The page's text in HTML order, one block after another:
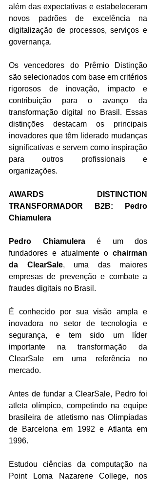
além das expectativas e estabeleceram
novos padrões de excelência na
digitalização de processos, serviços e
governança.
Os vencedores do Prêmio Distinção
são selecionados com base em critérios
rigorosos de inovação, impacto e
contribuição para o avanço da
transformação digital no Brasil. Essas
distinções destacam os principais
inovadores que têm liderado mudanças
significativas e servem como inspiração
para outros profissionais e
organizações.
AWARDS DISTINCTION
TRANSFORMADOR B2B: Pedro
Chiamulera
Pedro Chiamulera é um dos
fundadores e atualmente o chairman
da ClearSale, uma das maiores
empresas de prevenção e combate a
fraudes digitais no Brasil.
É conhecido por sua visão ampla e
inovadora no setor de tecnologia e
segurança, e tem sido um líder
importante na transformação da
ClearSale em uma referência no
mercado.
Antes de fundar a ClearSale, Pedro foi
atleta olímpico, competindo na equipe
brasileira de atletismo nas Olimpíadas
de Barcelona em 1992 e Atlanta em
1996.
Estudou ciências da computação na
Point Loma Nazarene College, nos